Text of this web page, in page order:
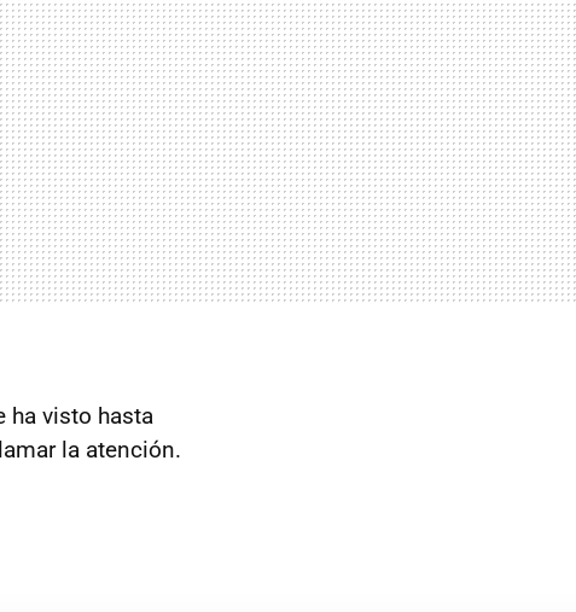
ha visto hasta
la atención.